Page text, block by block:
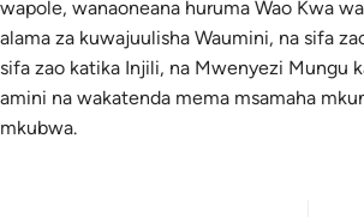
wapole, wanaoneana huruma Wao Kwa
alama za kuwajuulisha Waumini, na sifa
sifa zao katika Injili, na Mwenyezi Mungu
amini na wakatenda mema msamaha
mkubwa.